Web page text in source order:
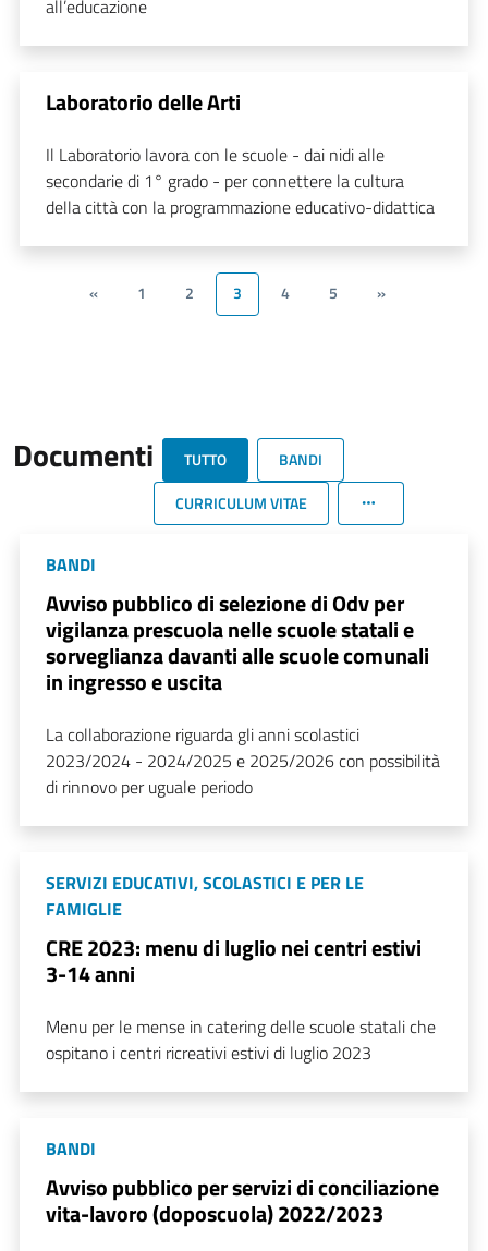
all’educazione
Laboratorio delle Arti
Il Laboratorio lavora con le scuole - dai nidi alle
secondarie di 1° grado - per connettere la cultura
della città con la programmazione educativo-didattica
« 1 2 3 4 5 »
Documenti TUTTO
BANDI
CURRICULUM VITAE
BANDI
Avviso pubblico di selezione di Odv per
vigilanza prescuola nelle scuole statali e
sorveglianza davanti alle scuole comunali
in ingresso e uscita
La collaborazione riguarda gli anni scolastici
2023/2024 - 2024/2025 e 2025/2026 con possibilità
di rinnovo per uguale periodo
SERVIZI EDUCATIVI, SCOLASTICI E PER LE
FAMIGLIE
CRE 2023: menu di luglio nei centri estivi
3-14 anni
Menu per le mense in catering delle scuole statali che
ospitano i centri ricreativi estivi di luglio 2023
BANDI
Avviso pubblico per servizi di conciliazione
vita-lavoro (doposcuola) 2022/2023